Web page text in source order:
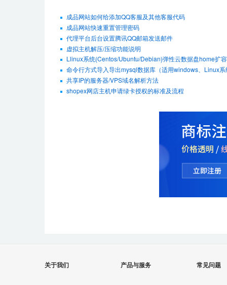
成品网站如何给添加QQ客服及其他客服代码
成品网站快速重置管理密码
代理平台后台设置腾讯QQ邮箱发送邮件
虚拟主机解压/压缩功能说明
Llinux系统(Centos/Ubuntu/Debian)弹性云数据盘home扩
命令行方式导入导出mysql数据库（适用windows、Linux
共享IP的服务器/VPS域名解析方法
shopex网店主机申请绿卡授权的标准及流程
关于我们 产品与服务 常见问题